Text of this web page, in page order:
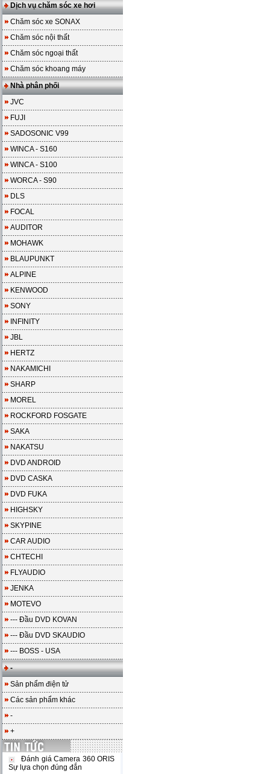
Dịch vụ chăm sóc xe hơi
Chăm sóc xe SONAX
Chăm sóc nội thất
Chăm sóc ngoại thất
Chăm sóc khoang máy
Nhà phân phối
JVC
FUJI
SADOSONIC V99
WINCA - S160
WINCA - S100
WORCA - S90
DLS
FOCAL
AUDITOR
MOHAWK
BLAUPUNKT
ALPINE
KENWOOD
SONY
INFINITY
JBL
HERTZ
NAKAMICHI
SHARP
MOREL
ROCKFORD FOSGATE
SAKA
NAKATSU
DVD ANDROID
DVD CASKA
DVD FUKA
HIGHSKY
SKYPINE
CAR AUDIO
CHTECHI
FLYAUDIO
JENKA
MOTEVO
--- Đầu DVD KOVAN
--- Đầu DVD SKAUDIO
--- BOSS - USA
-
Sản phẩm điện tử
Các sản phẩm khác
-
+
Đánh giá Camera 360 ORIS
Sự lựa chọn đúng đắn